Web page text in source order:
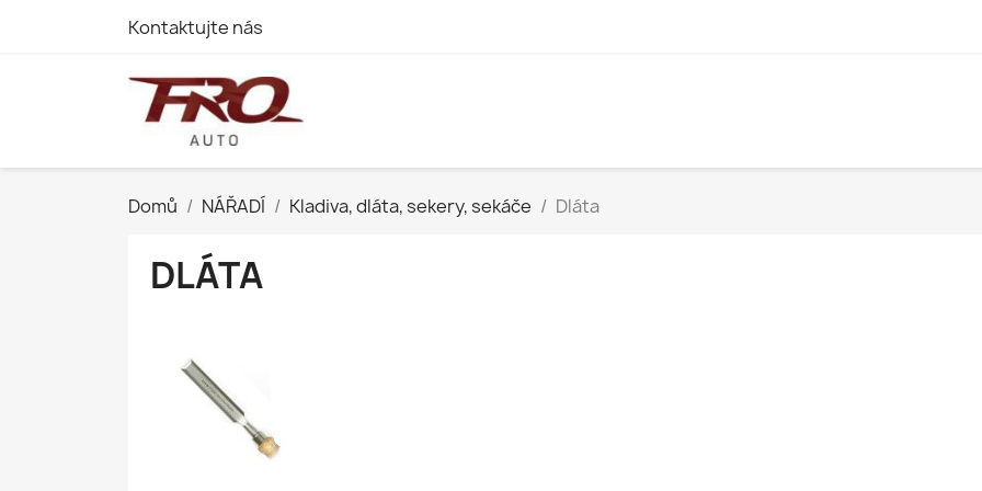
Kontaktujte nás
Domů NÁŘADÍ Kladiva, dláta, sekery, sekáče Dláta
DLÁTA